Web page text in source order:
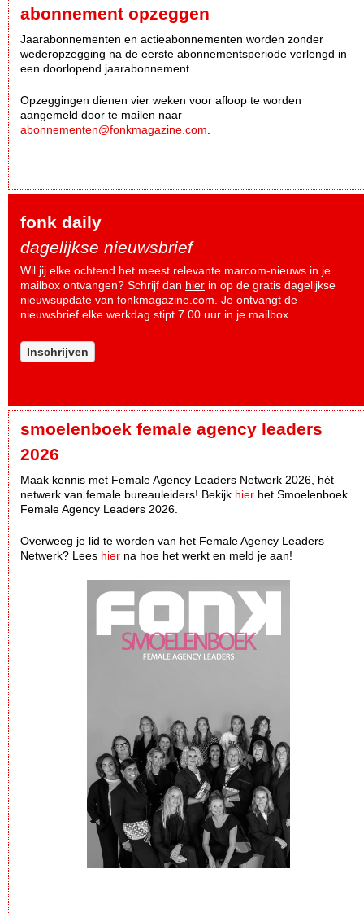
abonnement opzeggen
Jaarabonnementen en actieabonnementen worden zonder
wederopzegging na de eerste abonnementsperiode verlengd in
een doorlopend jaarabonnement.
Opzeggingen dienen vier weken voor afloop te worden
aangemeld door te mailen naar
abonnementen@fonkmagazine.com
fonk daily
dagelijkse nieuwsbrief
Wil jij elke ochtend het meest relevante marcom-nieuws in je
mailbox ontvangen? Schrijf dan hier in op de gratis dagelijkse
nieuwsupdate van fonkmagazine.com. Je ontvangt de
nieuwsbrief elke werkdag stipt 7.00 uur in je mailbox.
Inschrijven
smoelenboek female agency leaders
2026
Maak kennis met Female Agency Leaders Netwerk 2026, hèt
netwerk van female bureauleiders! Bekijk hier het Smoelenboek
Female Agency Leaders 2026.
Overweeg je lid te worden van het Female Agency Leaders
Netwerk? Lees hier na hoe het werkt en meld je aan!